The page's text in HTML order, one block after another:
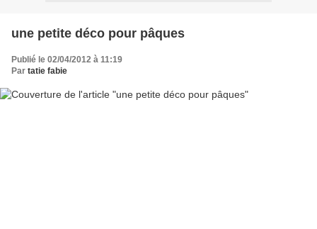
une petite déco pour pâques
Publié le 02/04/2012 à 11:19
Par tatie fabie